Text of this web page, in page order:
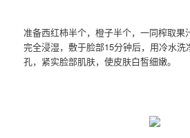
准备西红柿半个，橙子半个，一同榨取果
完全浸湿，敷于脸部15分钟后，用冷水
孔，紧实脸部肌肤，使皮肤白皙细嫩。